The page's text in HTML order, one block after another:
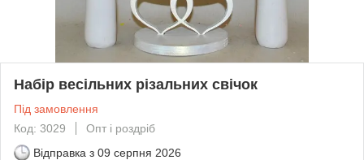
Набір весільних різальних свічок
Під замовлення
Код: 3029
Опт і роздріб
Відправка з 09 серпня 2026